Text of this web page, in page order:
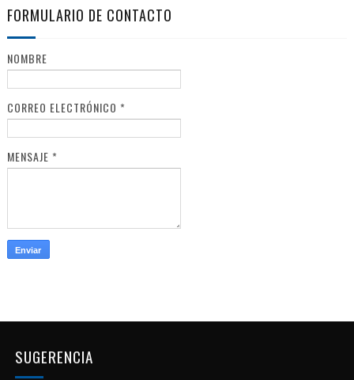
FORMULARIO DE CONTACTO
NOMBRE
CORREO ELECTRÓNICO *
MENSAJE *
SUGERENCIA